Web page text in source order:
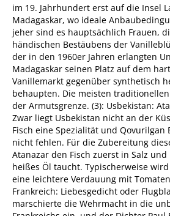
im 19. Jahrhundert erst auf die Insel
Madagaskar, wo ideale
jeher sind es hauptsächlich Frauen,
händischen Bestäubens der
der in den 1960er Jahren erlangten
Madagaskar seinen Platz auf dem
Vanillemarkt gegenüber synthetisch
behaupten. Die meisten
der Armutsgrenze. (3): Usbekistan:
Zwar liegt Usbekistan nicht an der
Fisch eine Spezialität und
nicht fehlen. Für die Zubereitung
Atanazar den Fisch zuerst in Salz
heißes Öl taucht. Typischerweise
eine leichtere Verdauung mit
Frankreich: Liebesgedicht oder
marschierte die Wehrmacht in die